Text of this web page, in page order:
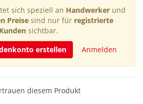
sich speziell an Handwerker und
Preisesind nur für registrierte
Kunden sichtbar.
erstellen
Anmelden
diesem Produkt